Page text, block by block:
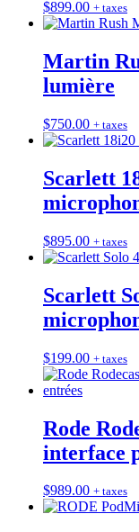
$899.00 + taxes
Martin
lumière
$750.00 + taxes
Scarlett
$895.00 + taxes
Scarlett
$199.00 + taxes
Rode
interface
$989.00 + taxes